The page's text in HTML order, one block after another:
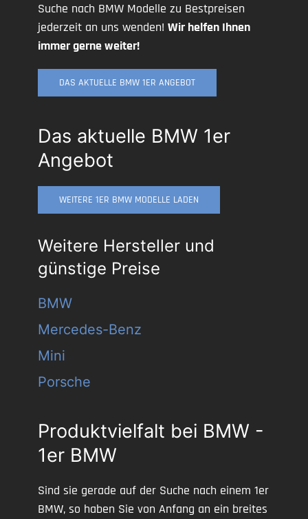
Suche nach BMW Modelle zu Bestpreisen
jederzeit an uns wenden! Wir helfen Ihnen
immer gerne weiter!
DAS AKTUELLE BMW 1ER ANGEBOT
Das aktuelle BMW 1er
Angebot
WEITERE 1ER BMW MODELLE LADEN
Weitere Hersteller und
günstige Preise
BMW
Mercedes-Benz
Mini
Porsche
Produktvielfalt bei BMW -
1er BMW
Sind sie gerade auf der Suche nach einem 1er
BMW, so haben Sie von Anfang an ein breites